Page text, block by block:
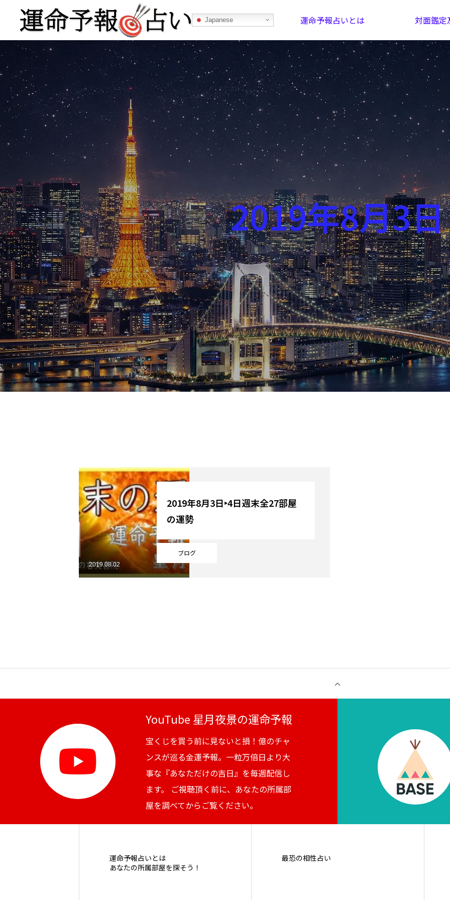
Japanese 運命予報占いとは 対面鑑定
運命予報占い
運命予報占いとは あなたの所属部屋を探そう！ 最恐の相性占い
記事カテゴリー
ブログ お知らせ 芸能界
スポーツ 競馬 社会
テニス四大大会・五輪
テニス四大大会・五輪
YouTube
Online Store
2019年8月3日
ブログ
2019年8月3日‣4日週末全27部屋
の運勢
2019.08.02
YouTube 星月夜景の運命予報
宝くじを買う前に見ないと損！億のチャ
ンスが巡る金運予報。一粒万倍日より大
事な『あなただけの吉日』を毎週配信し
ます。 ご視聴頂く前に、あなたの所属部
屋を調べてからご覧ください。
運命予報占いとは
あなたの所属部屋を探そう！
最恐の相性占い